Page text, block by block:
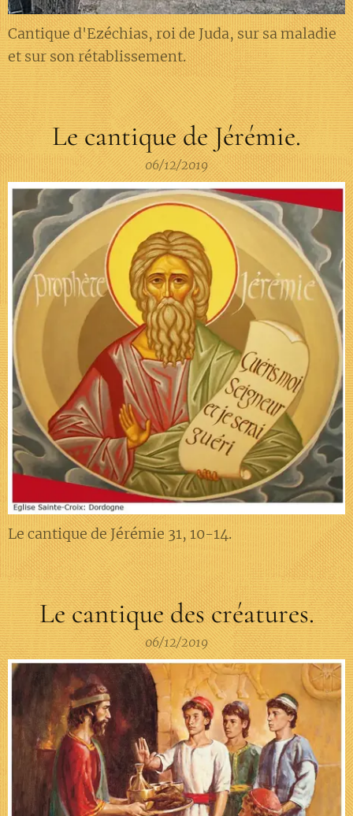
Cantique d'Ezéchias, roi de Juda, sur sa maladie
et sur son rétablissement.
Le cantique de Jérémie.
06/12/2019
Le cantique de Jérémie 31, 10-14.
Le cantique des créatures.
06/12/2019